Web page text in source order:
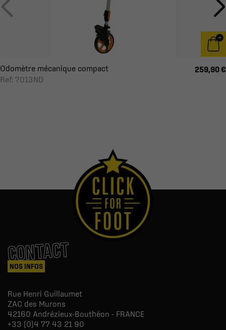
Odomètre mécanique compact
Ref: 7013ND
259,90 €
CONTACT
NOS INFOS
Rue Henri Guillaumet
ZAC des Murons
42160 Andrézieux-Bouthéon - FRANCE
+33 (0)4 77 43 21 90